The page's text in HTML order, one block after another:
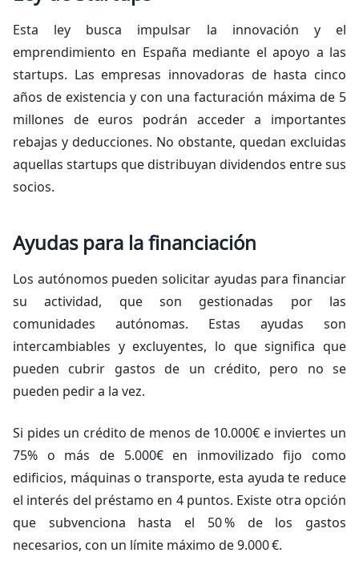
Esta ley busca impulsar la innovación y el
emprendimiento en España mediante el apoyo a las
startups. Las empresas innovadoras de hasta cinco
años de existencia y con una facturación máxima de 5
millones de euros podrán acceder a importantes
rebajas y deducciones. No obstante, quedan excluidas
aquellas startups que distribuyan dividendos entre sus
socios.
Ayudas para la financiación
Los autónomos pueden solicitar ayudas para financiar
su actividad, que son gestionadas por las
comunidades autónomas. Estas ayudas son
intercambiables y excluyentes, lo que significa que
pueden cubrir gastos de un crédito, pero no se
pueden pedir a la vez.
Si pides un crédito de menos de 10.000€ e inviertes un
75% o más de 5.000€ en inmovilizado fijo como
edificios, máquinas o transporte, esta ayuda te reduce
el interés del préstamo en 4 puntos. Existe otra opción
que subvenciona hasta el 50 % de los gastos
necesarios, con un límite máximo de 9.000 €.